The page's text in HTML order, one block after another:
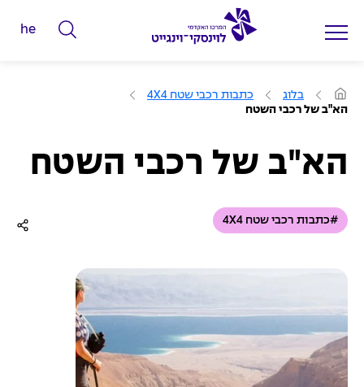
ה
ל
י
פ
ו
ש
he
ע
מ
ו
ב
ת
בלוג
כתבות רכבי שטח 4X4
הא"ב של רכבי השטח
הא"ב של רכבי השטח
#כתבות רכבי שטח 4X4